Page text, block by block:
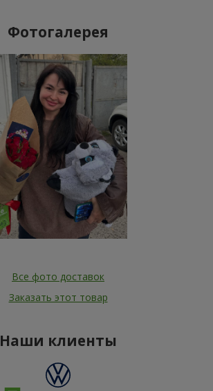
Фотогалерея
Все фото доставок
Заказать этот товар
Наши клиенты